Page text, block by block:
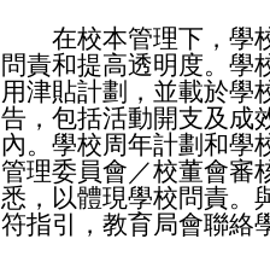
在校本管理下，學校
問責和提高透明度。學
用津貼計劃，並載於學
告，包括活動開支及成
內。學校周年計劃和學
管理委員會／校董會審
悉，以體現學校問責。
符指引，教育局會聯絡